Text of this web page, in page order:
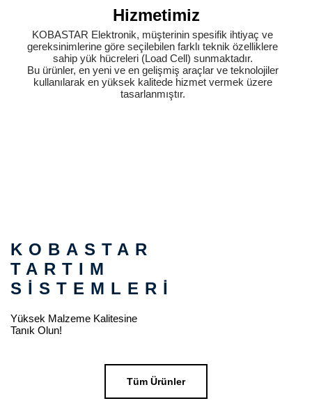
Hizmetimiz
KOBASTAR Elektronik, müşterinin spesifik ihtiyaç ve
gereksinimlerine göre seçilebilen farklı teknik özelliklere
sahip yük hücreleri (Load Cell) sunmaktadır.
Bu ürünler, en yeni ve en gelişmiş araçlar ve teknolojiler
kullanılarak en yüksek kalitede hizmet vermek üzere
tasarlanmıştır.
KOBASTAR
TARTIM
SİSTEMLERİ
Yüksek Malzeme Kalitesine
Tanık Olun!
Tüm Ürünler